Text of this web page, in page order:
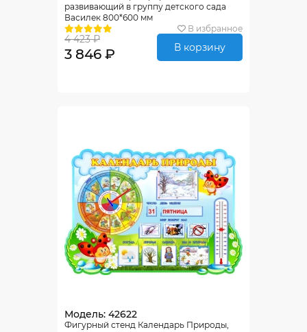
развивающий в группу детского сада
Василек 800*600 мм
В избранное
4 423 ₽
3 846 ₽ В корзину
Модель: 42622
Фигурный стенд Календарь Природы,